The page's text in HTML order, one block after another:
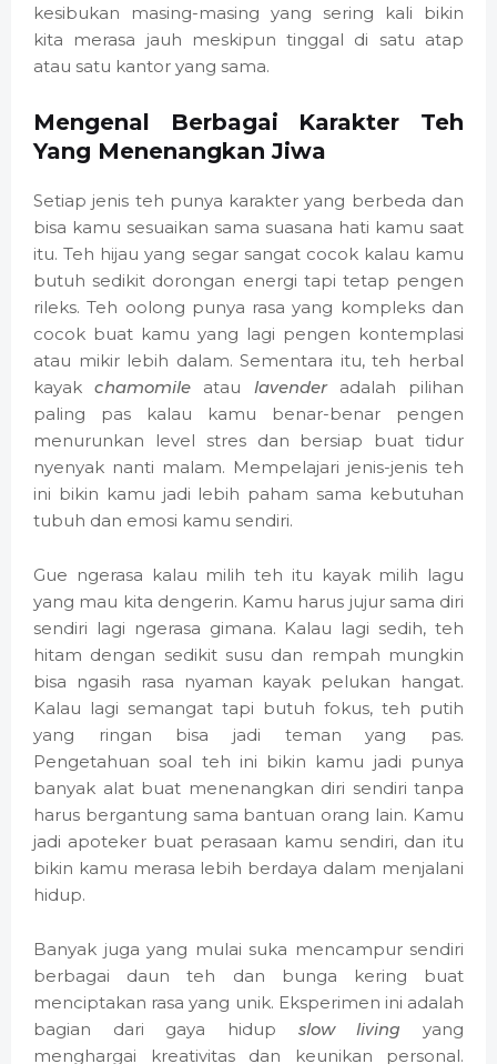
kesibukan masing-masing yang sering kali bikin
kita merasa jauh meskipun tinggal di satu atap
atau satu kantor yang sama.
Mengenal Berbagai Karakter Teh
Yang Menenangkan Jiwa
Setiap jenis teh punya karakter yang berbeda dan
bisa kamu sesuaikan sama suasana hati kamu saat
itu. Teh hijau yang segar sangat cocok kalau kamu
butuh sedikit dorongan energi tapi tetap pengen
rileks. Teh oolong punya rasa yang kompleks dan
cocok buat kamu yang lagi pengen kontemplasi
atau mikir lebih dalam. Sementara itu, teh herbal
kayakchamomile atau lavenderadalah pilihan
paling pas kalau kamu benar-benar pengen
menurunkan level stres dan bersiap buat tidur
nyenyak nanti malam. Mempelajari jenis-jenis teh
ini bikin kamu jadi lebih paham sama kebutuhan
tubuh dan emosi kamu sendiri.
Gue ngerasa kalau milih teh itu kayak milih lagu
yang mau kita dengerin. Kamu harus jujur sama diri
sendiri lagi ngerasa gimana. Kalau lagi sedih, teh
hitam dengan sedikit susu dan rempah mungkin
bisa ngasih rasa nyaman kayak pelukan hangat.
Kalau lagi semangat tapi butuh fokus, teh putih
yang ringan bisa jadi teman yang pas.
Pengetahuan soal teh ini bikin kamu jadi punya
banyak alat buat menenangkan diri sendiri tanpa
harus bergantung sama bantuan orang lain. Kamu
jadi apoteker buat perasaan kamu sendiri, dan itu
bikin kamu merasa lebih berdaya dalam menjalani
hidup.
Banyak juga yang mulai suka mencampur sendiri
berbagai daun teh dan bunga kering buat
menciptakan rasa yang unik. Eksperimen ini adalah
bagian dari gaya hidup slow living yang
menghargai kreativitas dan keunikan personal.